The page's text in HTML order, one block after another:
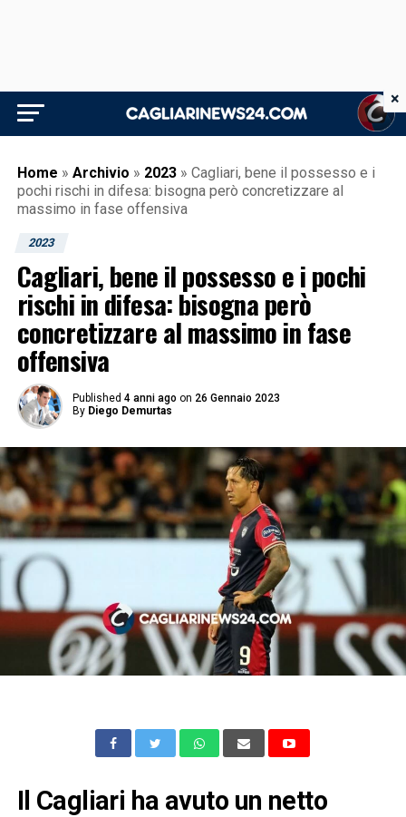
Home » Archivio » 2023 » Cagliari, bene il possesso e i
pochi rischi in difesa: bisogna però concretizzare al
massimo in fase offensiva
2023
Cagliari, bene il possesso e i pochi
rischi in difesa: bisogna però
concretizzare al massimo in fase
offensiva
Published 4 anni ago on 26 Gennaio 2023
By Diego Demurtas
Il Cagliari ha avuto un netto
×